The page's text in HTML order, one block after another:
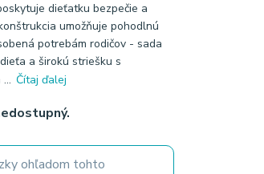
dieťatku bezpečie a
umožňuje pohodlnú
potrebám rodičov - sada
a širokú striešku s
Čítaj ďalej
ohľadom tohto